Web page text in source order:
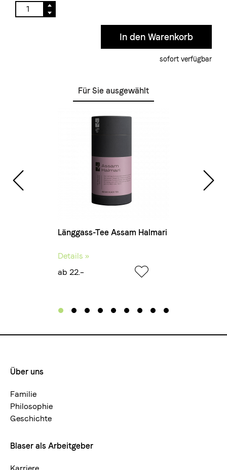
sofort verfügbar
Für Sie ausgewählt
Länggass-Tee Assam Halmari
Details »
ab 22.–
Footermenue-
neu
Über uns
Familie
Philosophie
Geschichte
Blaser als Arbeitgeber